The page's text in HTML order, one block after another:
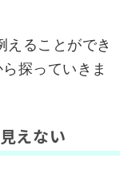
えることができ
探っていきま
えない